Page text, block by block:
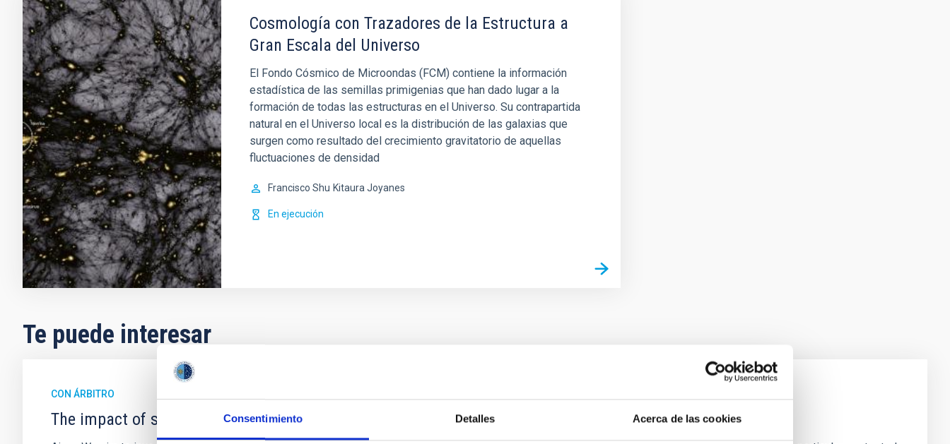
Consentimiento Detalles Acerca de las cookies
Cosmología con Trazadores de la Estructura a
Gran Escala del Universo
El Fondo Cósmico de Microondas (FCM) contiene la información
estadística de las semillas primigenias que han dado lugar a la
formación de todas las estructuras en el Universo. Su contrapartida
natural en el Universo local es la distribución de las galaxias que
surgen como resultado del crecimiento gravitatorio de aquellas
fluctuaciones de densidad
Francisco Shu Kitaura Joyanes
En ejecución
Te puede interesar
CON ÁRBITRO
The impact of star formation histories on the inner dark matter density slopes of galaxies